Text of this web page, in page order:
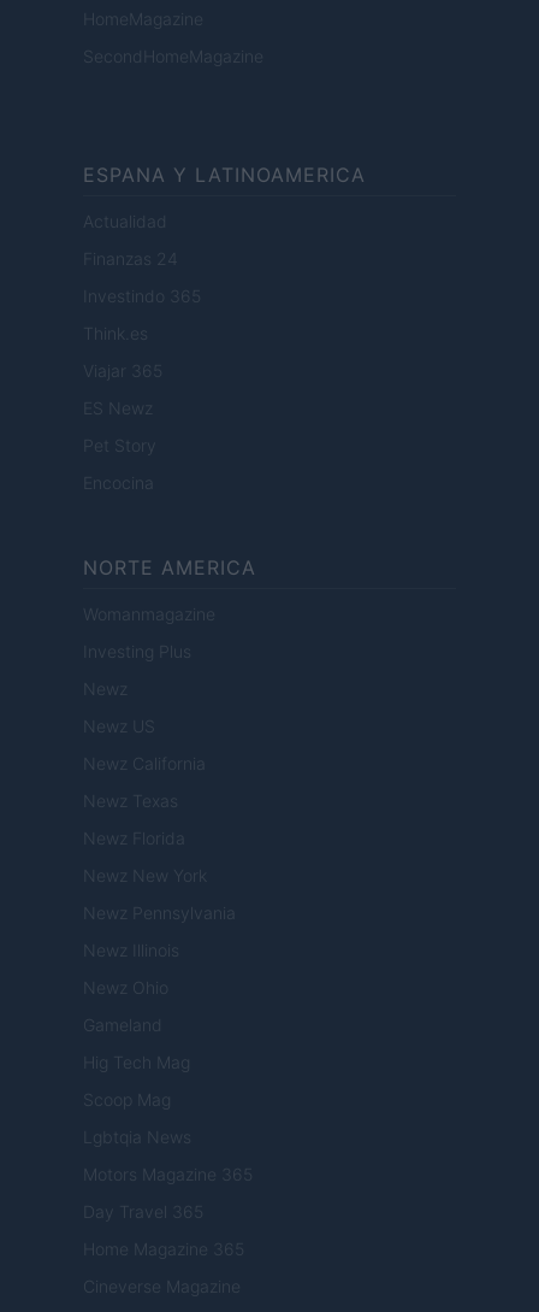
HomeMagazine
SecondHomeMagazine
ESPANA Y LATINOAMERICA
Actualidad
Finanzas 24
Investindo 365
Think.es
Viajar 365
ES Newz
Pet Story
Encocina
NORTE AMERICA
Womanmagazine
Investing Plus
Newz
Newz US
Newz California
Newz Texas
Newz Florida
Newz New York
Newz Pennsylvania
Newz Illinois
Newz Ohio
Gameland
Hig Tech Mag
Scoop Mag
Lgbtqia News
Motors Magazine 365
Day Travel 365
Home Magazine 365
Cineverse Magazine